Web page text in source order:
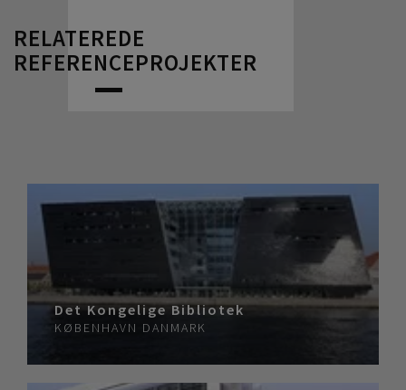
RELATEREDE
REFERENCEPROJEKTER
Det Kongelige Bibliotek
KØBENHAVN DANMARK